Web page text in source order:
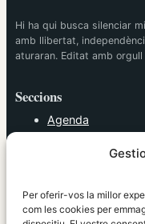
Per oferir-vos la millor
com les cookies per
Hi ha qui busca silenciar
amb llibertat,
aturaran. Editat amb orgull
Seccions
Agenda
Política
Societat